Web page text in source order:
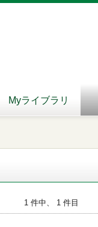
Myライブラリ
1 件中、 1 件目